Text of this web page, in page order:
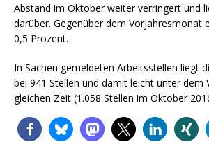
Abstand im Oktober weiter verringert und
darüber. Gegenüber dem Vorjahresmonat
0,5 Prozent.
In Sachen gemeldeten Arbeitsstellen liegt
bei 941 Stellen und damit leicht unter dem
gleichen Zeit (1.058 Stellen im Oktober